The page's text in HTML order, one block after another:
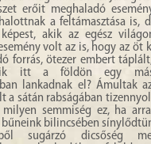
erőit meghaladó
a feltámasztása is,
képest, akik az egész
volt az is, hogy az öt
forrás, ötezer embert
itt a földön egy
lankadnak el? Ámultak
a sátán rabságában
milyen semmiség ez, ha
bilincsében
sugárzó dicsőség